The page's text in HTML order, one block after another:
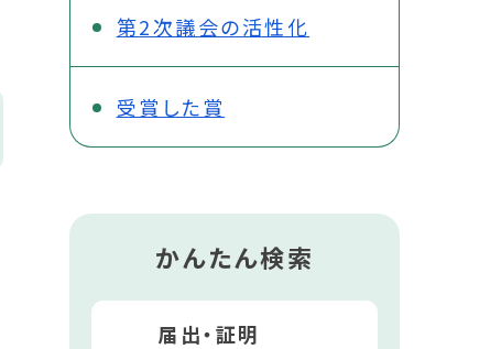
第2次議会の活性化
受賞した賞
かんたん検索
届出・証明